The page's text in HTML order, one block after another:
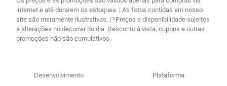
internet e até durarem os estoques. | As fotos contidas em nosso
site são meramente ilustrativas. | *Preços e disponibilidade sujeitos
a alterações no decorrer do dia. Desconto à vista, cupons e outras
promoções não são cumulativos.
Desenvolvimento Plataforma